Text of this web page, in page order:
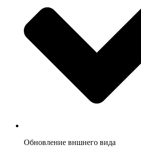
Обновление вншнего вида